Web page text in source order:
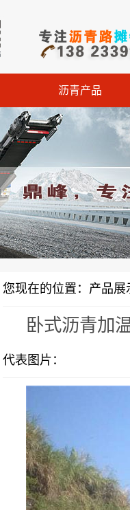
沥青产品
您现在的位置：产品
卧式沥青加
代表图片：